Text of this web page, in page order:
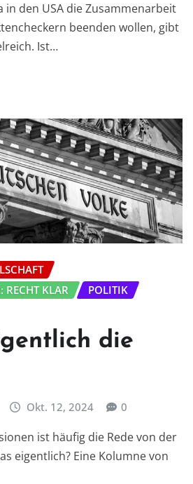
in den USA die Zusammenarbeit
beenden wollen, gibt
Ist…
RECHT KLAR
POLITIK
die
Okt. 12, 2024 0
ist häufig die Rede von der
eigentlich? Eine Kolumne von